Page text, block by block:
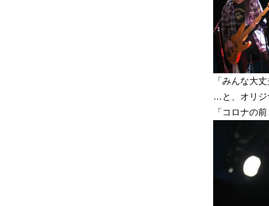
「みんな大
…と、オリジ
「コロナの